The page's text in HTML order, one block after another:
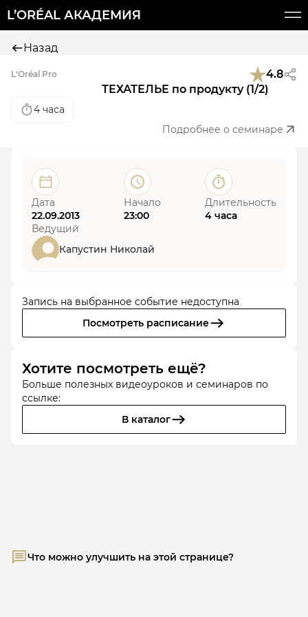
L’ORÉAL АКАДЕМИЯ
Назад
L'Oréal Pro
4.8
ТЕХАТЕЛЬЕ по продукту (1/2)
4 часа
Подробнее о семинаре
Дата
22.09.2013
Начало
23:00
Длительность
4 часа
Ведущий
Капустин Николай
Запись на выбранное событие недоступна
Посмотреть расписание
Хотите посмотреть ещё?
Больше полезных видеоуроков и семинаров по
ссылке:
В каталог
Что можно улучшить на этой странице?